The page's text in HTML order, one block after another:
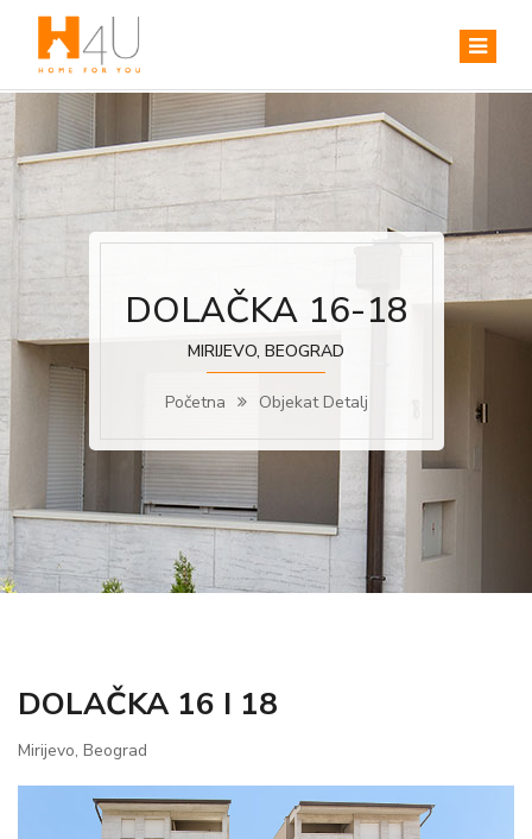
DOLAČKA 16-18
MIRIJEVO, BEOGRAD
Početna Objekat Detalj
DOLAČKA 16 I 18
Mirijevo, Beograd